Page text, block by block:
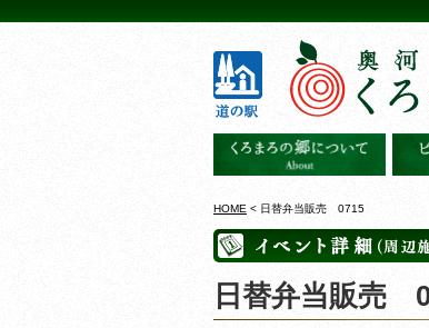
HOME < 日替弁当販売 0715
日替弁当販売